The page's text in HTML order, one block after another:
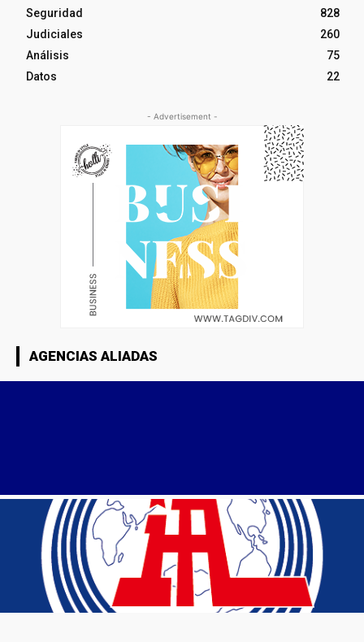
Seguridad
828
Judiciales
260
Análisis
75
Datos
22
- Advertisement -
AGENCIAS ALIADAS